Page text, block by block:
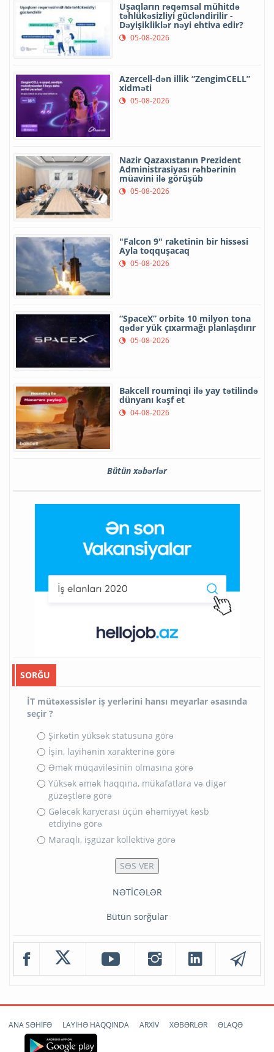
Uşaqların rəqəmsal mühitdə
təhlükəsizliyi gücləndirilir -
Dəyişikliklər nəyi ehtiva edir?
05-08-2026
Azercell-dən illik “ZengimCELL”
xidməti
05-08-2026
Nazir Qazaxıstanın Prezident
Administrasiyası rəhbərinin
müavini ilə görüşüb
05-08-2026
"Falcon 9" raketinin bir hissəsi
Ayla toqquşacaq
05-08-2026
“SpaceX” orbitə 10 milyon tona
qədər yük çıxarmağı planlaşdırır
05-08-2026
Bakcell rouminqi ilə yay tətilində
dünyanı kəşf et
04-08-2026
Bütün xəbərlər
SORĞU
İT mütəxəssislər iş yerlərini hansı meyarlar əsasında
seçir ?
Şirkətin yüksək statusuna görə
İşin, layihənin xarakterinə görə
Əmək müqaviləsinin olmasına görə
Yüksək əmək haqqına, mükafatlara və digər
güzəştlərə görə
Gələcək karyerası üçün əhəmiyyət kəsb
etdiyinə görə
Maraqlı, işgüzar kollektivə görə
NƏTİCƏLƏR
Bütün sorğular
ANA SƏHİFƏ LAYİHƏ HAQQINDA ARXİV XƏBƏRLƏR ƏLAQƏ